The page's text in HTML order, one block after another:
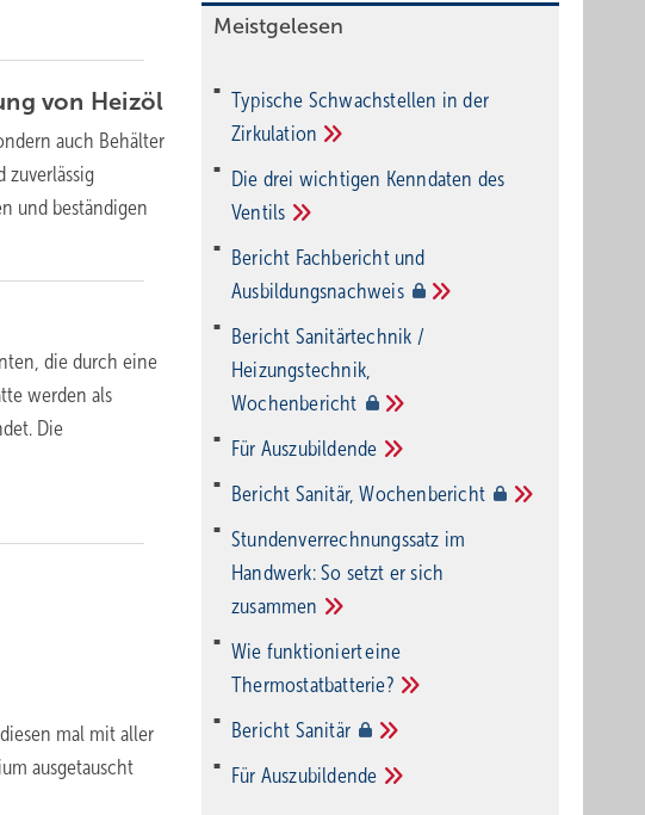
von Heizöl
auch Behälter
zuverlässig
und beständigen
die durch eine
werden als
Die
mal mit aller
ausgetauscht
Meistgelesen
Typische Schwachstellen in der
Zirkulation
Die drei wichtigen Kenndaten des
Ventils
Bericht Fachbericht und
Ausbildungsnachweis
Bericht Sanitärtechnik /
Heizungstechnik,
Wochenbericht
Für Auszubildende
Bericht Sanitär,Wochenbericht
Stundenverrechnungssatz im
Handwerk: So setzt er sich
zusammen
Wie funktioniert eine
Thermostatbatterie?
Bericht Sanitär
Für Auszubildende